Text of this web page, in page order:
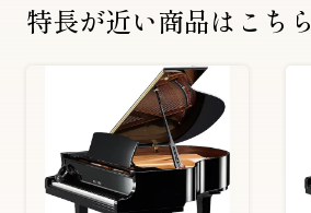
特長が近い商品はこちら